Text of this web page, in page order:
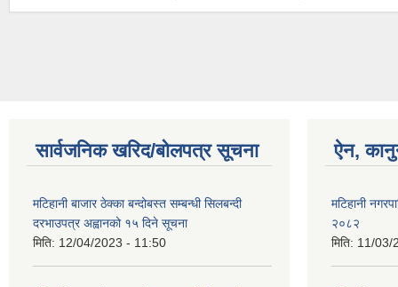
सार्वजनिक खरिद/बोलपत्र सूचना
मटिहानी बाजार ठेक्का बन्दोबस्त सम्बन्धी सिलबन्दी
दरभाउपत्र अह्वानको १५ दिने सूचना
मिति: 12/04/2023 - 11:50
ऐन,
मटिहानी
२०८२
मिति: 11/03/